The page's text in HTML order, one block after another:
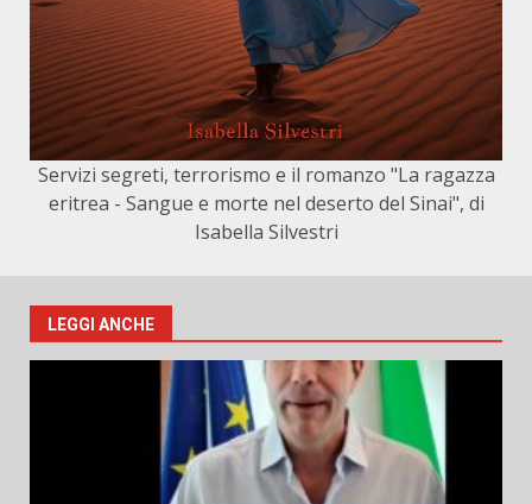
Servizi segreti, terrorismo e il romanzo "La ragazza
eritrea - Sangue e morte nel deserto del Sinai", di
Isabella Silvestri
LEGGI ANCHE